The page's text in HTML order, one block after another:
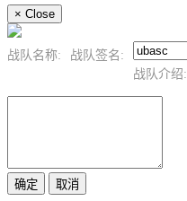
× Close
战队名称:
战队签名:
战队介绍: